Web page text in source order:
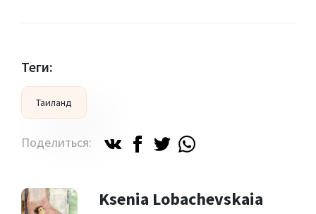
Теги:
Таиланд
Поделиться:
Ksenia Lobachevskaia